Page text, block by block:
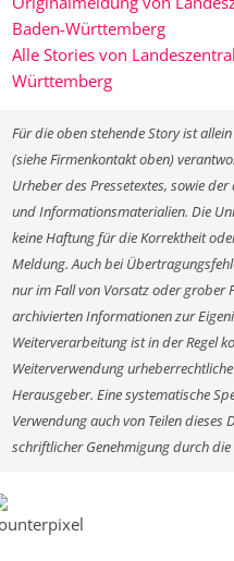
Baden-Württemberg
Alle Stories von
Württemberg
Für die oben stehende Story ist
(siehe Firmenkontakt oben)
Urheber des Pressetextes, sowie
und Informationsmaterialien. Die
keine Haftung für die Korrektheit
Meldung. Auch bei
nur im Fall von Vorsatz oder grober
archivierten Informationen zur
Weiterverarbeitung ist in der Regel
Weiterverwendung
Herausgeber. Eine systematische
Verwendung auch von Teilen
schriftlicher Genehmigung durch